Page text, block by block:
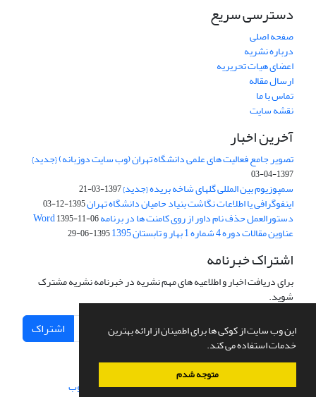
این وب سایت از کوکی ها برای اطمینان از ارائه بهترین
خدمات استفاده می کند.
متوجه شدم
دسترسی سریع
صفحه اصلی
درباره نشریه
اعضای هیات تحریریه
ارسال مقاله
تماس با ما
نقشه سایت
آخرین اخبار
تصویر جامع فعالیت های علمی دانشگاه تهران (وب سایت دوزبانه) {جدید}
1397-04-03
سمپوزیوم بین المللی گلهای شاخه بریده {جدید}1397-03-21
اینفوگرافی یا اطلاعات نگاشت بنیاد حامیان دانشگاه تهران1395-12-03
دستورالعمل حذف نام داور از روی کامنت ها در برنامه Word1395-11-06
عناوین مقالات دوره 4 شماره 1 بهار و تابستان 1395 1395-06-29
اشتراک خبرنامه
برای دریافت اخبار و اطلاعیه های مهم نشریه در خبرنامه نشریه مشترک
شوید.
اشتراک
سامانه مدیریت نشریات علمی.طراحی و پیاده سازی از سیناوب